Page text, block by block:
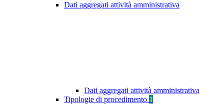
Dati aggregati attività amministrativa
Dati aggregati attività amministrativa
Tipologie di procedimento 1